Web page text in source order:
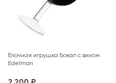
Ёлочная игрушка Бокал с вином
Edelman